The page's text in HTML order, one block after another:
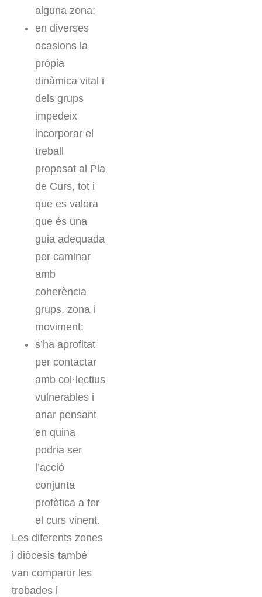
alguna zona;
en diverses
ocasions la
pròpia
dinàmica vital i
dels grups
impedeix
incorporar el
treball
proposat al Pla
de Curs, tot i
que es valora
que és una
guia adequada
per caminar
amb
coherència
grups, zona i
moviment;
s’ha aprofitat
per contactar
amb col·lectius
vulnerables i
anar pensant
en quina
podria ser
l’acció
conjunta
profètica a fer
el curs vinent.
Les diferents zones
i diòcesis també
van compartir les
trobades i